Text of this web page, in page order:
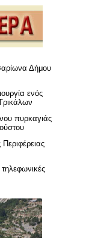
Δήμου
ενός
πυρκαγιάς